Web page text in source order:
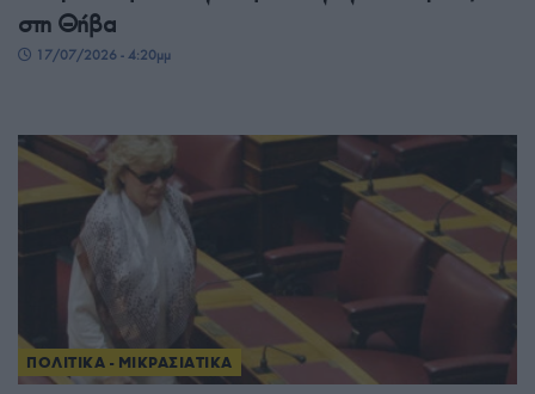
στη Θήβα
17/07/2026 - 4:20μμ
ΠΟΛΙΤΙΚΑ - ΜΙΚΡΑΣΙΑΤΙΚΑ